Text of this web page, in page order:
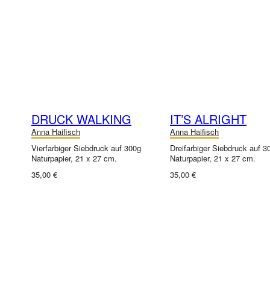
DRUCK WALKING
Anna Haifisch
Vierfarbiger Siebdruck auf 300g
Naturpapier, 21 x 27 cm.
35,00 €
IT’S ALRIGHT
Anna Haifisch
Dreifarbiger Siebdruck auf
Naturpapier, 21 x 27 cm.
35,00 €